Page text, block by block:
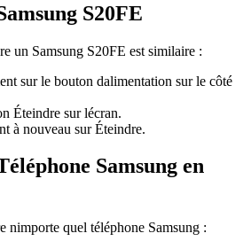
S20FE
un Samsung S20FE est similaire :
sur le bouton dalimentation sur le côté
Éteindre sur lécran.
à nouveau sur Éteindre.
Samsung en
nimporte quel téléphone Samsung :